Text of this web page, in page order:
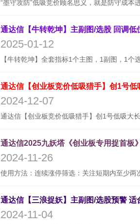
2025-01-12
通达信【创业板竞价低吸猎手】创1号
2024-12-07
通达信2025九妖塔《创业板专用捉首板
2024-11-26
2024-11-04